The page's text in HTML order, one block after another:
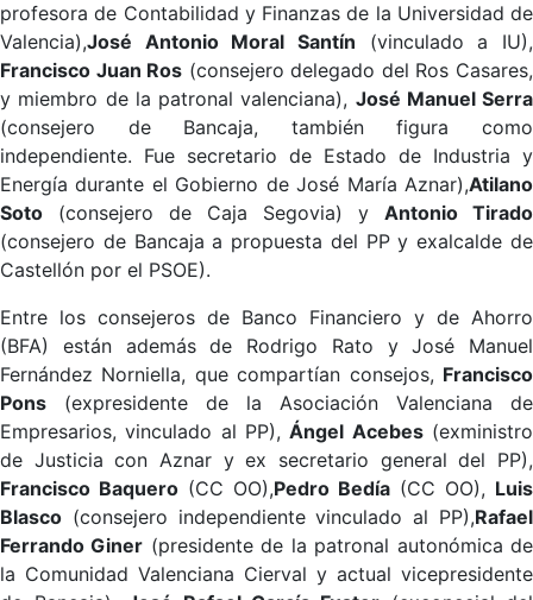
profesora de Contabilidad y Finanzas de la Universidad de
Valencia),José Antonio Moral Santín (vinculado a IU),
Francisco Juan Ros (consejero delegado del Ros Casares,
y miembro de la patronal valenciana), José Manuel Serra
(consejero de Bancaja, también figura como
independiente. Fue secretario de Estado de Industria y
Energía durante el Gobierno de José María Aznar),Atilano
Soto (consejero de Caja Segovia) y Antonio Tirado
(consejero de Bancaja a propuesta del PP y exalcalde de
Castellón por el PSOE).
Entre los consejeros de Banco Financiero y de Ahorro
(BFA) están además de Rodrigo Rato y José Manuel
Fernández Norniella, que compartían consejos, Francisco
Pons (expresidente de la Asociación Valenciana de
Empresarios, vinculado al PP),Ángel Acebes(exministro
de Justicia con Aznar y ex secretario general del PP),
Francisco Baquero (CC OO),Pedro Bedía (CC OO), Luis
Blasco (consejero independiente vinculado al PP),Rafael
Ferrando Giner (presidente de la patronal autonómica de
la Comunidad Valenciana Cierval y actual vicepresidente